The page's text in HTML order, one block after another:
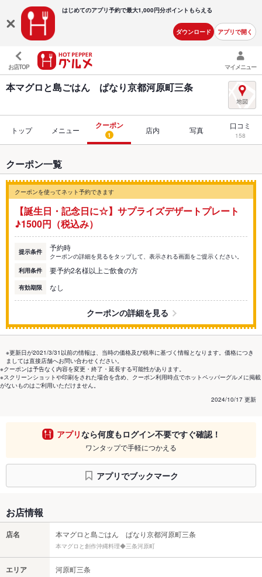
はじめてのアプリ予約で最大1,000円分ポイントもらえる
ダウンロード アプリで開く
お店TOP マイメニュー
本マグロと島ごはん ぱなり京都河原町三条
トップ メニュー クーポン
1 店内 写真 口コミ
158
クーポン一覧
クーポンを使ってネット予約できます
【誕生日・記念日に☆】サプライズデザートプレート
♪1500円（税込み）
提示条件 予約時
クーポンの詳細を見るをタップして、表示される画面をご提示ください。
利用条件
要予約2名様以上ご飲食の方
有効期限 なし
クーポンの詳細を見る
※更新日が2021/3/31以前の情報は、当時の価格及び税率に基づく情報となります。価格につき
ましては直接店舗へお問い合わせください。
※クーポンは予告なく内容を変更・終了・延長する可能性があります。
※スクリーンショットや印刷をされた場合を含め、クーポン利用時点でホットペッパーグルメに掲載
がないものはご利用いただけません。
2024/10/17 更新
アプリなら何度もログイン不要ですぐ確認！
ワンタップで手軽につかえる
アプリでブックマーク
お店情報
店名 本マグロと島ごはん ぱなり京都河原町三条
本マグロと創作沖縄料理◆三条河原町
エリア 河原町三条